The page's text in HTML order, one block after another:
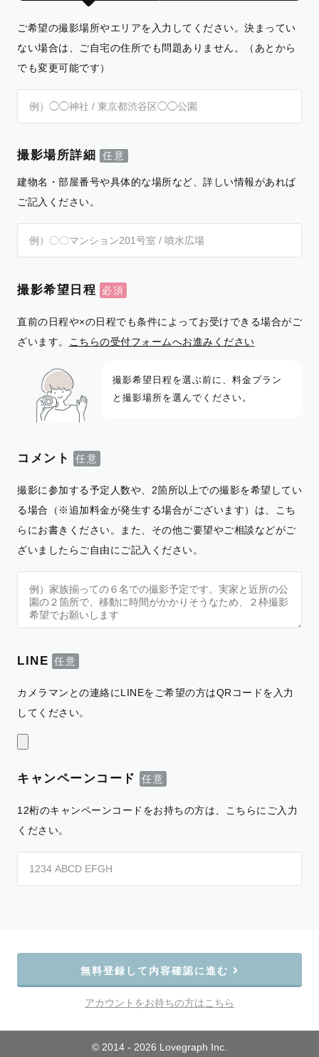
ご希望の撮影場所やエリアを入力してください。決まってい
ない場合は、ご自宅の住所でも問題ありません。（あとから
でも変更可能です）
撮影場所詳細
建物名・部屋番号や具体的な場所など、詳しい情報があれば
ご記入ください。
撮影希望日程
直前の日程や×の日程でも条件によってお受けできる場合がご
ざいます。
こちらの受付フォームへお進みください
撮影希望日程を選ぶ前に、料金プラン
と撮影場所を選んでください。
コメント
撮影に参加する予定人数や、2箇所以上での撮影を希望してい
る場合（※追加料金が発生する場合がございます）は、こち
らにお書きください。また、その他ご要望やご相談などがご
ざいましたらご自由にご記入ください。
LINE
カメラマンとの連絡にLINEをご希望の方はQRコードを入力
してください。
キャンペーンコード
12桁のキャンペーンコードをお持ちの方は、こちらにご入力
ください。
無料登録して内容確認に進む
アカウントをお持ちの方はこちら
© 2014 - 2026 Lovegraph Inc.